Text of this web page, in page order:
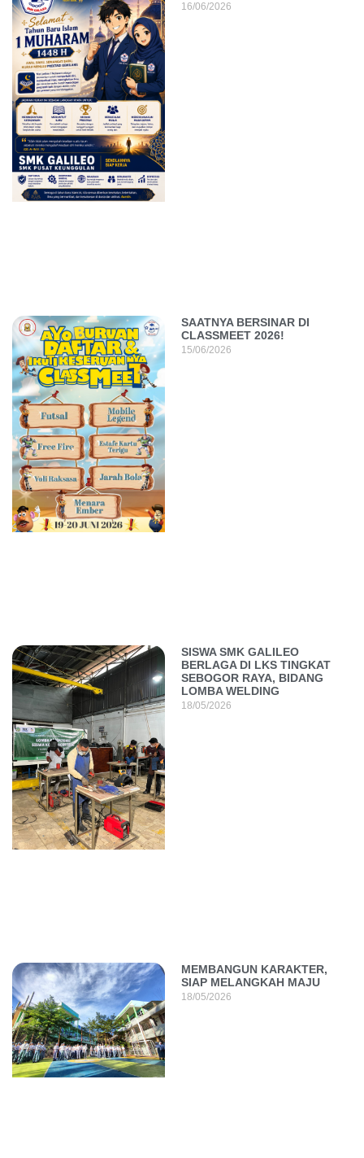
16/06/2026
SAATNYA BERSINAR DI
CLASSMEET 2026!
15/06/2026
SISWA SMK GALILEO
BERLAGA DI LKS TINGKAT
SEBOGOR RAYA, BIDANG
LOMBA WELDING
18/05/2026
MEMBANGUN KARAKTER,
SIAP MELANGKAH MAJU
18/05/2026